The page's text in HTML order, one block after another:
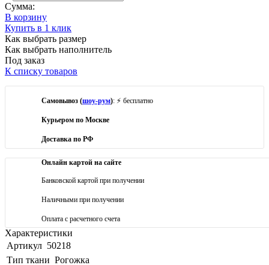
Сумма:
В корзину
Купить в 1 клик
Как выбрать размер
Как выбрать наполнитель
Под заказ
К списку товаров
Самовывоз (шоу-рум): ⚡ бесплатно
Курьером по Москве
Доставка по РФ
Онлайн картой на сайте
Банковской картой при получении
Наличными при получении
Оплата с расчетного счета
Характеристики
Артикул 50218
Тип ткани Рогожка